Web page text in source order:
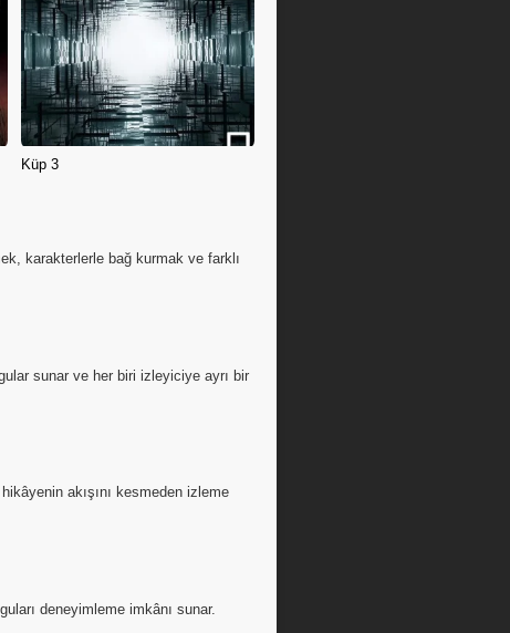
Küp 3
karakterlerle bağ kurmak ve farklı
sunar ve her biri izleyiciye ayrı bir
akışını kesmeden izleme
deneyimleme imkânı sunar.